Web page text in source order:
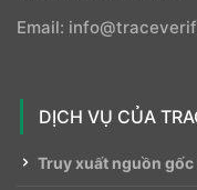
Email:
DỊCH VỤ CỦA
Truy xuất nguồn